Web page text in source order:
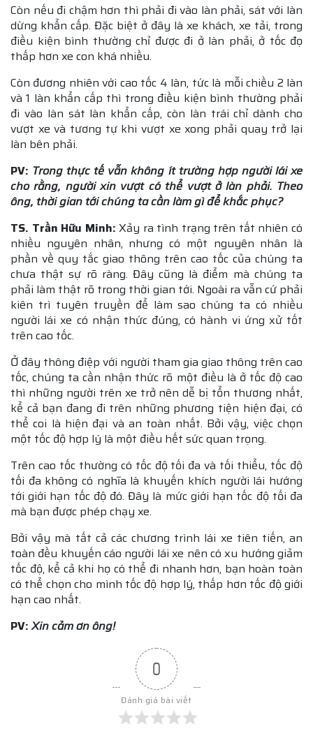
Còn nếu đi chậm hơn thì phải đi vào làn phải, sát với làn
dừng khẩn cấp. Đặc biệt ở đây là xe khách, xe tải, trong
điều kiện bình thường chỉ được đi ở làn phải, ở tốc đọ
thấp hơn xe con khá nhiều.
Còn đương nhiên với cao tốc 4 làn, tức là mỗi chiều 2 làn
và 1 làn khẩn cấp thì trong điều kiện bình thường phải
đi vào làn sát làn khẩn cấp, còn làn trái chỉ dành cho
vượt xe và tương tự khi vượt xe xong phải quay trở lại
làn bên phải.
PV: Trong thực tế vẫn không ít trường hợp người lái xe
cho rằng, người xin vượt có thể vượt ở làn phải. Theo
ông, thời gian tới chúng ta cần làm gì để khắc phục?
TS. Trần Hữu Minh: Xảy ra tình trạng trên tất nhiên có
nhiều nguyên nhân, nhưng có một nguyên nhân là
phần về quy tắc giao thông trên cao tốc của chúng ta
chưa thật sự rõ ràng. Đây cũng là điểm mà chúng ta
phải làm thật rõ trong thời gian tới. Ngoài ra vẫn cứ phải
kiên trì tuyên truyền để làm sao chúng ta có nhiều
người lái xe có nhận thức đúng, có hành vi ứng xử tốt
trên cao tốc.
Ở đây thông điệp với người tham gia giao thông trên cao
tốc, chúng ta cần nhận thức rõ một điều là ở tốc độ cao
thì những người trên xe trở nên dễ bị tổn thương nhất,
kể cả bạn đang đi trên những phương tiện hiện đại, có
thể coi là hiện đại và an toàn nhất. Bởi vậy, việc chọn
một tốc độ hợp lý là một điều hết sức quan trọng.
Trên cao tốc thường có tốc độ tối đa và tối thiểu, tốc độ
tối đa không có nghĩa là khuyến khích người lái hướng
tới giới hạn tốc độ đó. Đây là mức giới hạn tốc độ tối đa
mà bạn được phép chạy xe.
Bởi vậy mà tất cả các chương trình lái xe tiên tiến, an
toàn đều khuyến cáo người lái xe nên có xu hướng giảm
tốc độ, kể cả khi họ có thể đi nhanh hơn, bạn hoàn toàn
có thể chọn cho mình tốc độ hợp lý, thấp hơn tốc độ giới
hạn cao nhất.
PV:Xin cảm ơn ông!
0
Đánh giá bài viết